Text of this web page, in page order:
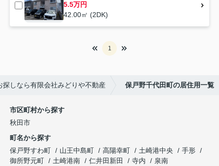
5.5万円
42.00㎡ (2DK)
1
探しなら有限会社みどりや不動産 保戸野千代田町の居住用一覧
市区町村から探す
秋田市
町名から探す
保戸野すわ町
山王中島町 高陽幸町 土崎港中央
手形
御所野元町
土崎港南 仁井田新田 寺内
泉南